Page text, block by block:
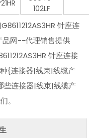
102LF
针座连
品网--代理销售提供
针座连接
{连接器|线束|线缆产
些连接器|线束|线缆产
。